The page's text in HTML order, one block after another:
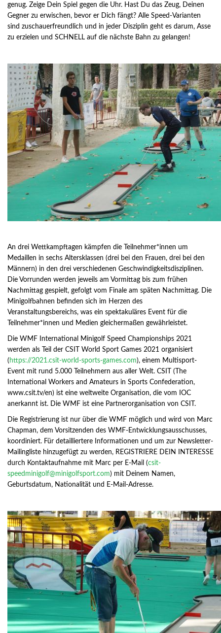
genug. Zeige Dein Spiel gegen die Uhr. Hast Du das Zeug, Deinen
Gegner zu erwischen, bevor er Dich fängt? Alle Speed-Varianten
sind zuschauerfreundlich und in jeder Disziplin geht es darum, Asse
zu erzielen und SCHNELL auf die nächste Bahn zu gelangen!
An drei Wettkampftagen kämpfen die Teilnehmer*innen um
Medaillen in sechs Altersklassen (drei bei den Frauen, drei bei den
Männern) in den drei verschiedenen Geschwindigkeitsdisziplinen.
Die Vorrunden werden jeweils am Vormittag bis zum frühen
Nachmittag gespielt, gefolgt vom Finale am späten Nachmittag. Die
Minigolfbahnen befinden sich im Herzen des
Veranstaltungsbereichs, was ein spektakuläres Event für die
Teilnehmer*innen und Medien gleichermaßen gewährleistet.
Die WMF International Minigolf Speed Championships 2021
werden als Teil der CSIT World Sport Games 2021 organisiert
( https://2021.csit-world-sports-games.com), einem Multisport-
Event mit rund 5.000 Teilnehmern aus aller Welt. CSIT (The
International Workers and Amateurs in Sports Confederation,
www.csit.tv/en) ist eine weltweite Organisation, die vom IOC
anerkannt ist. Die WMF ist eine Partnerorganisation von CSIT.
Die Registrierung ist nur über die WMF möglich und wird von Marc
Chapman, dem Vorsitzenden des WMF-Entwicklungsausschusses,
koordiniert. Für detailliertere Informationen und um zur Newsletter-
Mailingliste hinzugefügt zu werden, REGISTRIERE DEIN INTERESSE
durch Kontaktaufnahme mit Marc per E-Mail (csit-
speedminigolf@minigolfsport.com) mit Deinem Namen,
Geburtsdatum, Nationalität und E-Mail-Adresse.